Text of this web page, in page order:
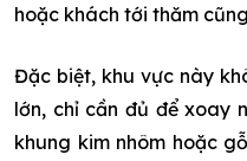
hoặc khách tới thăm
Đặc biệt, khu vực này
lớn, chỉ cần đủ để xoay
khung kim nhôm hoặc